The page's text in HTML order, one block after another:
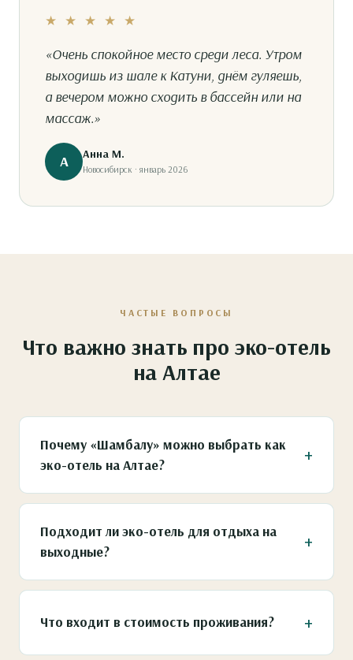
★ ★ ★ ★ ★
«Очень спокойное место среди леса. Утром
выходишь из шале к Катуни, днём гуляешь,
а вечером можно сходить в бассейн или на
массаж.»
А Анна М.
Новосибирск · январь 2026
ЧАСТЫЕ ВОПРОСЫ
Что важно знать про эко-отель
на Алтае
Почему «Шамбалу» можно выбрать как
эко-отель на Алтае?
Формат эко-отеля раскрывается через
натуральные фактуры, камерную застройку
среди леса и расположение на первой линии
Катуни. При этом гости получают сервис 5★,
Подходит ли эко-отель для отдыха на
выходные?
Да, «Шамбала» подходит для короткого
Алтайск до отеля около 25 минут, а шале,
ресторан, бассейн, термальная зона и
Что входит в стоимость проживания?